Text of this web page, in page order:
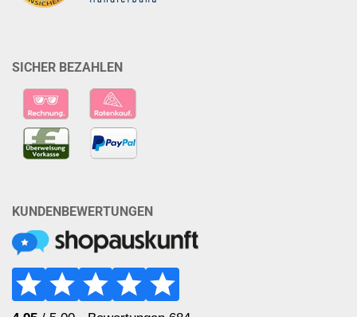
SICHER BEZAHLEN
KUNDENBEWERTUNGEN